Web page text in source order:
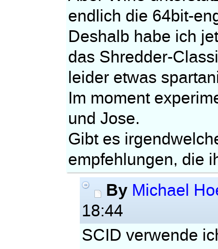
endlich die 64bit-
Deshalb habe ich
das Shredder-
leider etwas
Im moment
und Jose.
Gibt es
empfehlungen, die
By Michael
18:44
SCID verwende